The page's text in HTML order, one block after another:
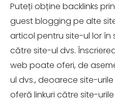
Puteți obține backlinks
guest blogging pe alte
articol pentru site-ul lor în
către site-ul dvs.
web poate oferi, de
ul dvs., deoarece site-
oferă linkuri către site-urile